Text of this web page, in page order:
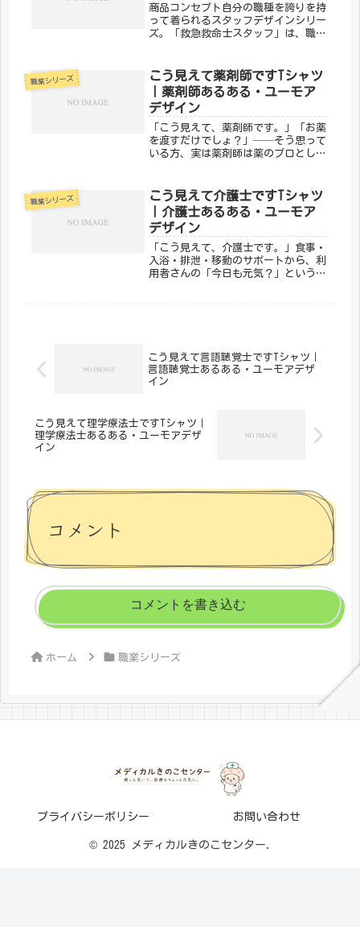
商品コンセプト自分の職種を誇りを持
って着られるスタッフデザインシリー
ズ。「救急救命士スタッフ」は、職場
う。「メディカルきのこセンター」が
手がけるこのデザインは、医療・介護
の...
職業シリーズ
こう見えて薬剤師ですTシャツ
｜薬剤師あるある・ユーモア
デザイン
「こう見えて、薬剤師です。」「お薬
を渡すだけでしょ？」──そう思って
いる方、実は薬剤師は薬のプロとし
しています。そんな薬剤師の実態とユ
ーモアを込めたのが、メディカルきの
こセ...
職業シリーズ
こう見えて介護士ですTシャツ
｜介護士あるある・ユーモア
デザイン
「こう見えて、介護士です。」食事・
入浴・排泄・移動のサポートから、利
用者さんの「今日も元気？」という声
こう見えて言語聴覚士ですTシャツ｜
言語聴覚士あるある・ユーモアデザ
イン
こう見えて理学療法士ですTシャツ｜
理学療法士あるある・ユーモアデザ
イン
コメント
コメントを書き込む
ホーム 職業シリーズ
プライバシーポリシー お問い合わせ
© 2025 メディカルきのこセンター.